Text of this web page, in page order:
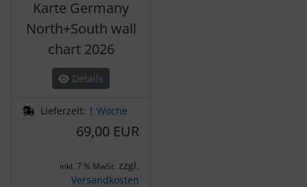
Karte Germany
North+South wall
chart 2026
Details
Lieferzeit: 1 Woche
69,00 EUR
inkl. 7 % MwSt. zzgl.
Versandkosten